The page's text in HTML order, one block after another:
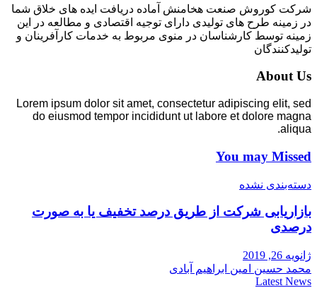
شرکت کوروش صنعت هخامنش آماده دریافت ایده های خلاق شما
در زمینه طرح های تولیدی دارای توجیه اقتصادی و مطالعه در این
زمینه توسط کارشناسان در منوی مربوط به خدمات کارآفرینان و
تولیدکنندگان
About Us
Lorem ipsum dolor sit amet, consectetur adipiscing elit, sed
do eiusmod tempor incididunt ut labore et dolore magna
aliqua.
You may Missed
دسته‌بندی نشده
بازاریابی شرکت از طریق درصد تخفیف یا به صورت
درصدی
ژانویه 26, 2019
محمد حسین امین ابراهیم آبادی
Latest News